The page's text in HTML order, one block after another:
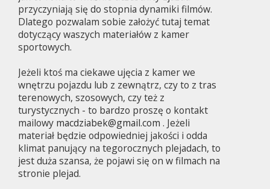
przyczyniają się do stopnia dynamiki filmów.
Dlatego pozwalam sobie założyć tutaj temat
dotyczący waszych materiałów z kamer
sportowych.
Jeżeli ktoś ma ciekawe ujęcia z kamer we
wnętrzu pojazdu lub z zewnątrz, czy to z tras
terenowych, szosowych, czy też z
turystycznych - to bardzo proszę o kontakt
mailowy macdziabek@gmail.com . Jeżeli
materiał będzie odpowiedniej jakości i odda
klimat panujący na tegorocznych plejadach, to
jest duża szansa, że pojawi się on w filmach na
stronie plejad.